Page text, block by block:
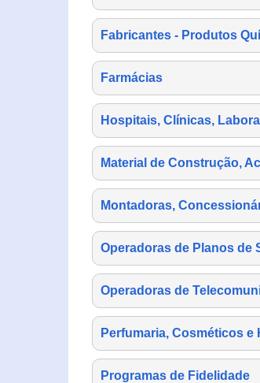
Fabricantes - Produtos
Farmácias
Hospitais, Clínicas,
Material de Construção,
Montadoras,
Operadoras de Planos de
Operadoras de
Perfumaria, Cosméticos e
Programas de Fidelidade